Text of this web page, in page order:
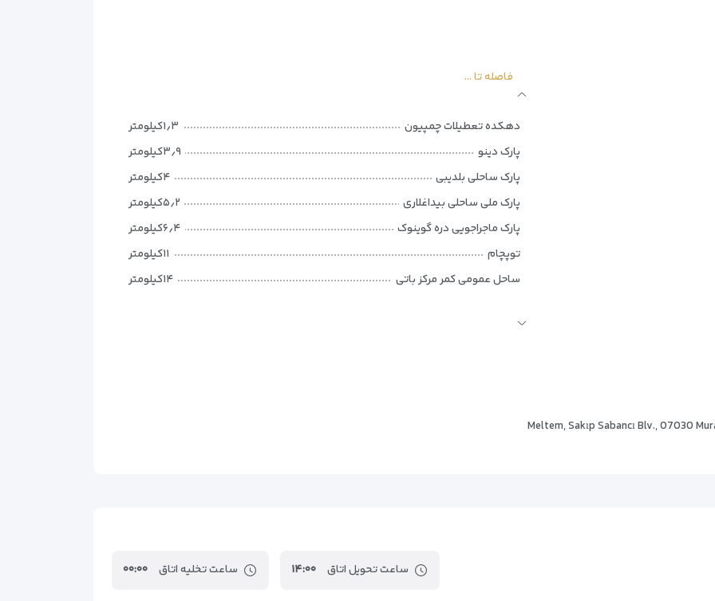
پیشرفته، اقامتی راحت و به یادماندنی را تضمین می‌کنند:
سبک
فاصله تا ...
دهکده تعطیلات چمپیون
۱٫۳کیلومتر
پارک دینو
۳٫۹کیلومتر
پارک ساحلی بلدیبی
۴کیلومتر
پارک ملی ساحلی بیداغلاری
۵٫۲کیلومتر
پارک ماجراجویی دره گوینوک
۶٫۴کیلومتر
توپچام
۱۱کیلومتر
ساحل عمومی کمر مرکز باتی
۱۴کیلومتر
Meltem, Sakıp Sabancı Blv., 07030
ساعت تحویل اتاق ۱۴:۰۰ ساعت تخلیه اتاق ۰۰:۰۰